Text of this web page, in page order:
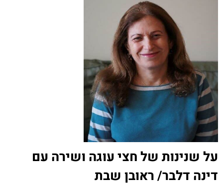
על שנינות של חצי עוגה ושירה עם
דינה דלבר/ ראובן שבת